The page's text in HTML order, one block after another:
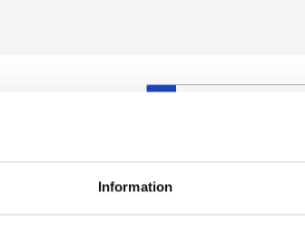
Information
valt passar din
befintliga
har samma
lopp och inte